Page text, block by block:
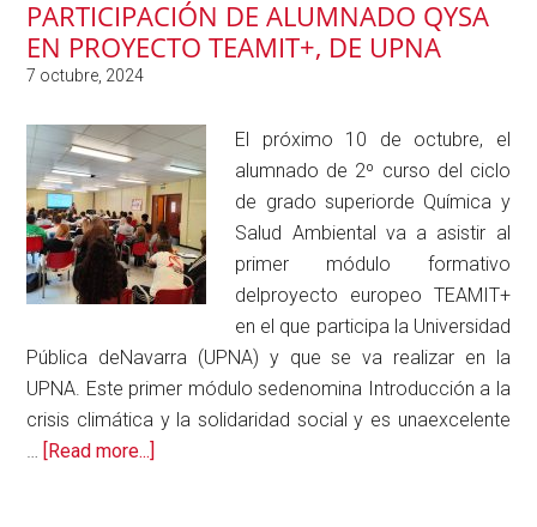
de
promoción
de
Salud
Bucodental
PARTICIPACIÓN DE ALUMNADO QYSA
EN PROYECTO TEAMIT+, DE UPNA
El próximo 10 de octubre, el
alumnado de 2º curso del ciclo
de grado superiorde Química y
Salud Ambiental va a asistir al
primer módulo formativo
delproyecto europeo TEAMIT+
en el que participa la Universidad
Pública deNavarra (UPNA) y que se va realizar en la
UPNA. Este primer módulo sedenomina Introducción a la
crisis climática y la solidaridad social y es unaexcelente
…
[Read more...]